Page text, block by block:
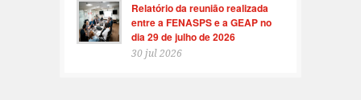
Relatório da reunião realizada
entre a FENASPS e a GEAP no
dia 29 de julho de 2026
30 jul 2026